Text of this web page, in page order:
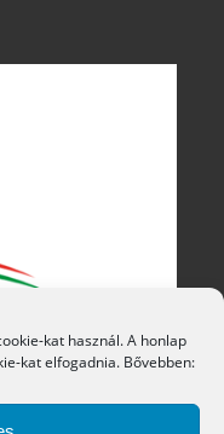
kat használ. A honlap
kat elfogadnia. Bővebben: